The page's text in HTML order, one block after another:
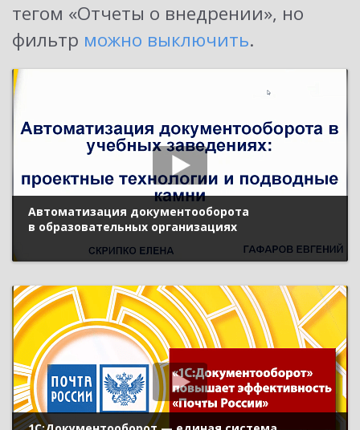
тегом «Отчеты о внедрении», но
фильтр можно выключить.
Автоматизация документооборота
в образовательных организациях